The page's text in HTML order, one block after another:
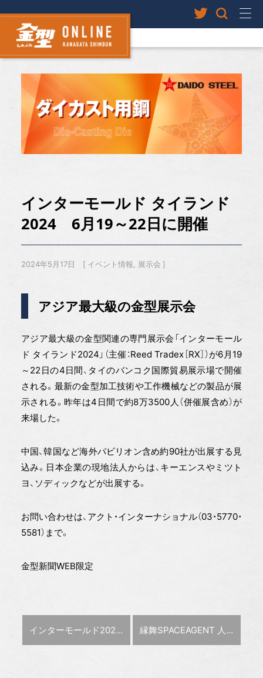
インターモールド タイランド
2024 6月19～22日に開催
2024年5月17日 イベント情報 展示会
アジア最大級の金型展示会
アジア最大級の金型関連の専門展示会「インターモール
ド タイランド2024」（主催：Reed Tradex［RX］）が6月19
～22日の4日間、タイのバンコク国際貿易展示場で開催
される。最新の金型加工技術や工作機械などの製品が展
示される。昨年は4日間で約8万3500人（併催展含め）が
来場した。
中国、韓国など海外パビリオン含め約90社が出展する見
込み。日本企業の現地法人からは、キーエンスやミツト
ヨ、ソディックなどが出展する。
お問い合わせは、アクト・インターナショナル（03・5770・
5581）まで。
金型新聞WEB限定
前の記事 :
インターモールド2024総集編 -第16回学生金型グランプリ- 次の記事 :
縁舞SPACEAGENT 人工衛星部品を製作